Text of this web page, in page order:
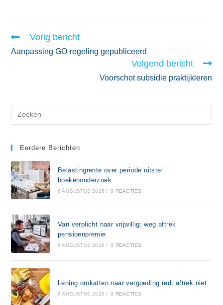
Vorig bericht
Aanpassing GO-regeling gepubliceerd
Volgend bericht
Voorschot subsidie praktijkleren
Eerdere Berichten
Belastingrente over periode uitstel
boekenonderzoek
6 AUGUSTUS 2026 / 0 REACTIES
Van verplicht naar vrijwillig: weg aftrek
pensioenpremie
6 AUGUSTUS 2026 / 0 REACTIES
Lening omkatten naar vergoeding redt aftrek niet
6 AUGUSTUS 2026 / 0 REACTIES